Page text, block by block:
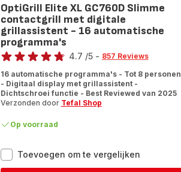
Toevoegen om te vergelijkenOptiGrill
Elite
OptiGrill Elite XL GC760D Slimme
contactgrill met digitale
grillassistent - 16 automatische
programma's
Score
4.7 /5 - 857 Reviews
16 automatische programma's - Tot 8 personen
- Digitaal display met grillassistent -
Dichtschroei functie - Best Reviewed van 2025
Verzonden door Tefal Shop
Op voorraad